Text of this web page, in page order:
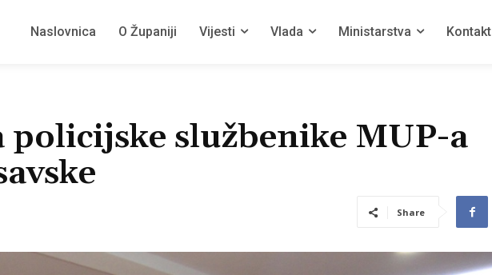
Naslovnica O Županiji Vijesti Vlada Ministarstva Kontakt
policijske službenike MUP-a
Share